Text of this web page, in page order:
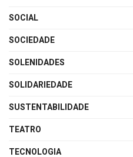
SOCIAL
SOCIEDADE
SOLENIDADES
SOLIDARIEDADE
SUSTENTABILIDADE
TEATRO
TECNOLOGIA